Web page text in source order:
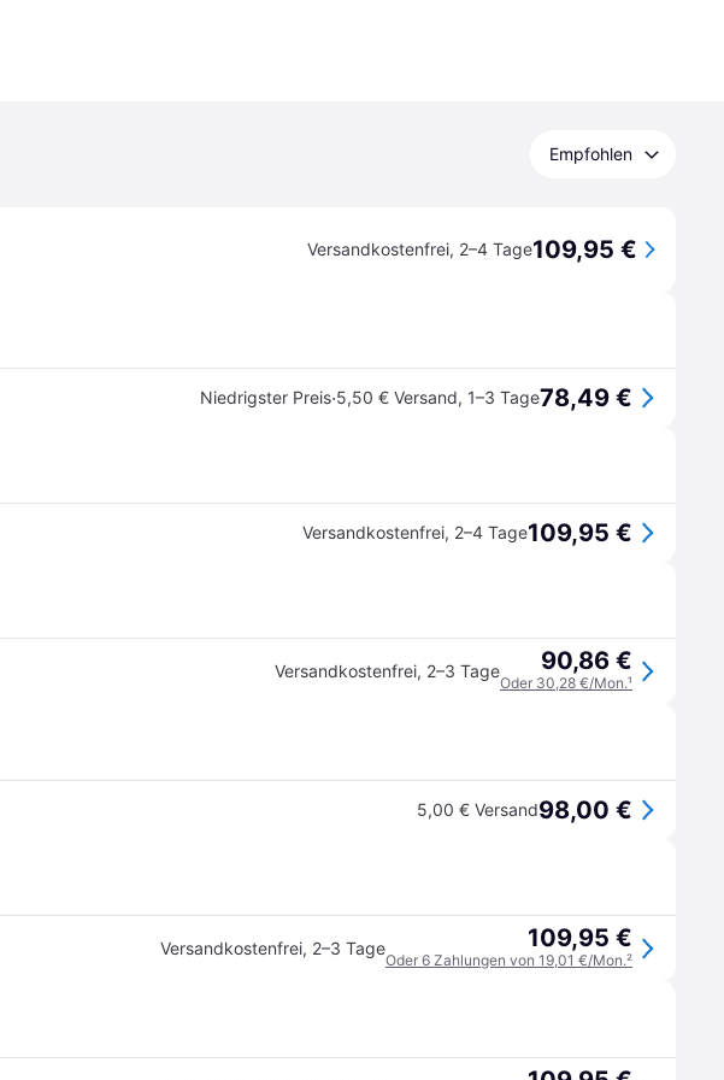
Empfohlen
Versandkostenfrei, 2–4 Tage109,95 €
Niedrigster Preis·5,50 € Versand, 1–3 Tage78,49 €
Versandkostenfrei, 2–4 Tage109,95 €
Versandkostenfrei, 2–3 Tage 90,86 €
Oder 30,28 €/Mon.¹
5,00 € Versand98,00 €
Versandkostenfrei, 2–3 Tage 109,95 €
Oder 6 Zahlungen von 19,01 €/Mon.²